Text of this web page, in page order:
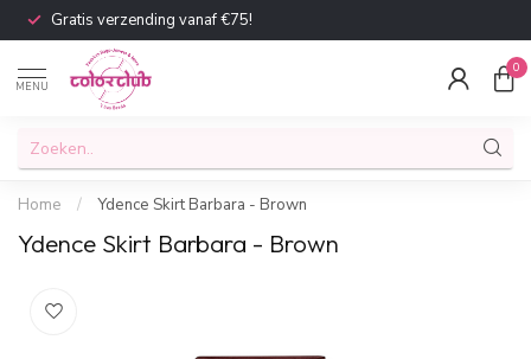
Gratis verzending vanaf €75!
MENU
0
Home / Ydence Skirt Barbara - Brown
Ydence Skirt Barbara - Brown